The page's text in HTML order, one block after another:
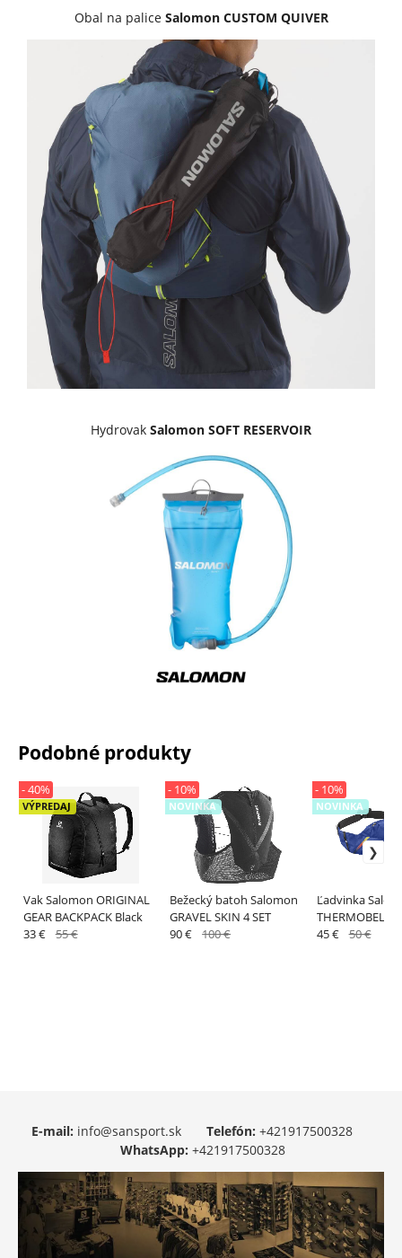
Obal na palice Salomon CUSTOM QUIVER
Hydrovak Salomon SOFT RESERVOIR
Podobné produkty
Vak Salomon ORIGINAL
GEAR BACKPACK Black
VÝPREDAJ
- 40%
33 € 55 €
Bežecký batoh Salomon
GRAVEL SKIN 4 SET
NOVINKA
- 10%
90 € 100 €
Ľadvinka
THERMOBELT
NOVINKA
- 10%
45 € 50 €
E-mail: info@sansport.sk Telefón: +421917500328
WhatsApp: +421917500328